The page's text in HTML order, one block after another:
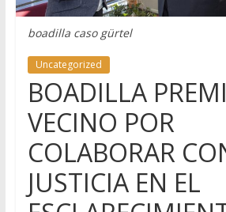
boadilla caso gürtel
Uncategorized
BOADILLA
VECINO POR
COLABORAR
JUSTICIA EN EL